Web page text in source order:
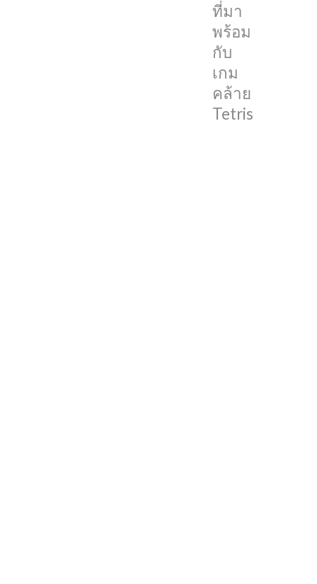
ที่มา
พร้อม
กับ
เกม
คล้าย
Tetris
คล้าย
Tetris
ให้
เรา
ได้
ย้อน